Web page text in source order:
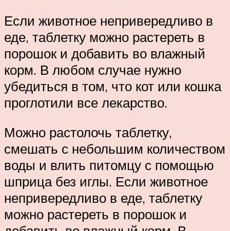
Если животное непривередливо в
еде, таблетку можно растереть в
порошок и добавить во влажный
корм. В любом случае нужно
убедиться в том, что кот или кошка
проглотили все лекарство.
Можно растолочь таблетку,
смешать с небольшим количеством
воды и влить питомцу с помощью
шприца без иглы. Если животное
непривередливо в еде, таблетку
можно растереть в порошок и